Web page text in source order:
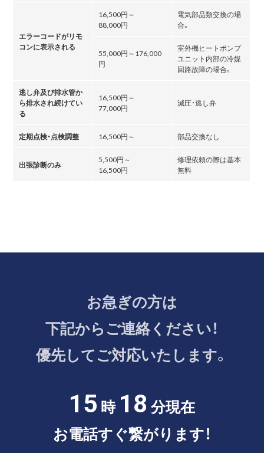
エラーコードがリモ
コンに表示される
16,500円～
88,000円
電気部品類交換の場
合。
55,000円～176,000
円
室外機ヒートポンプ
ユニット内部の冷媒
回路故障の場合。
逃し弁及び排水管か
ら排水され続けてい
る
16,500円～
77,000円
減圧・逃し弁
定期点検・点検調整 16,500円～ 部品交換なし
出張診断のみ
5,500円～
16,500円
修理依頼の際は基本
無料
お急ぎの方は
下記からご連絡ください！
優先してご対応いたします。
15 時 18 分現在
お電話すぐ繋がります！